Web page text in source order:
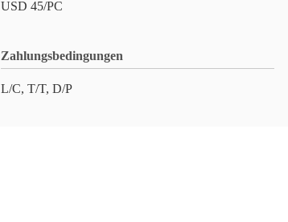
USD 45/PC
Zahlungsbedingungen
L/C, T/T, D/P